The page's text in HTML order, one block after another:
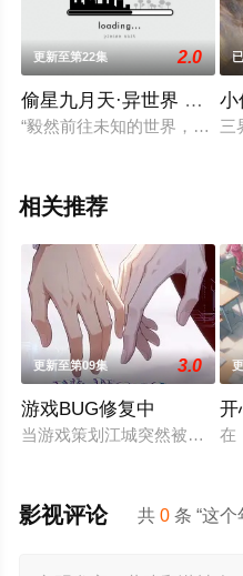
更新至第22集 2.0
偷星九月天·异世界 动态漫
“毅然前往未知的世界，只为
小
三
相关推荐
更新至第09集 3.0
游戏BUG修复中
当游戏策划江城突然被拉进
开
在
共0 条 “这
影视评论